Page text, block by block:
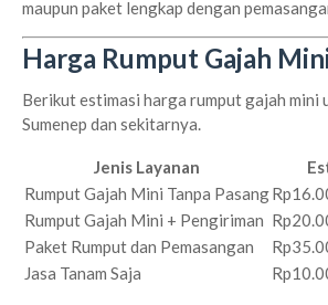
maupun paket lengkap dengan
Harga Rumput Gajah
Berikut estimasi harga rumput gajah mini
Sumenep dan sekitarnya.
Jenis Layanan
Rumput Gajah Mini Tanpa Pasang
Rumput Gajah Mini + Pengiriman
Paket Rumput dan Pemasangan
Jasa Tanam Saja